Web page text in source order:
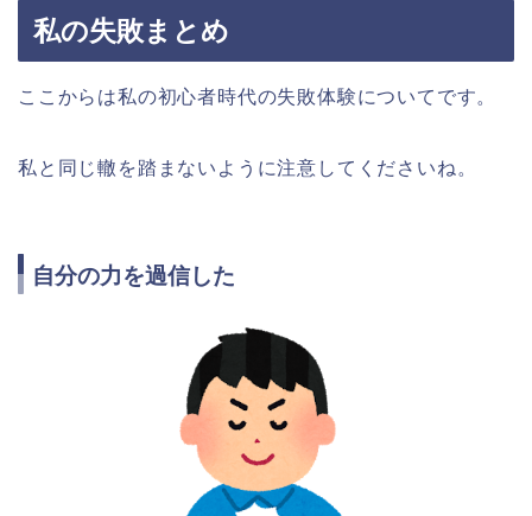
私の失敗まとめ
ここからは私の初心者時代の失敗体験についてです。
私と同じ轍を踏まないように注意してくださいね。
自分の力を過信した